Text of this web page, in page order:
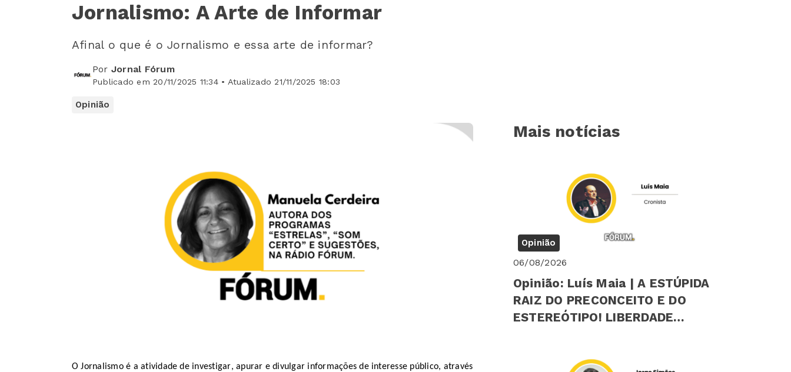
Jornalismo: A Arte de Informar
Afinal o que é o Jornalismo e essa arte de informar?
Por Jornal Fórum
Publicado em 20/11/2025 11:34 • Atualizado 21/11/2025 18:03
Opinião
O Jornalismo é a atividade de investigar, apurar e divulgar informações de interesse público, através
Mais notícias
Opinião
06/08/2026
Opinião: Luís Maia | A ESTÚPIDA
RAIZ DO PRECONCEITO E DO
ESTEREÓTIPO! LIBERDADE